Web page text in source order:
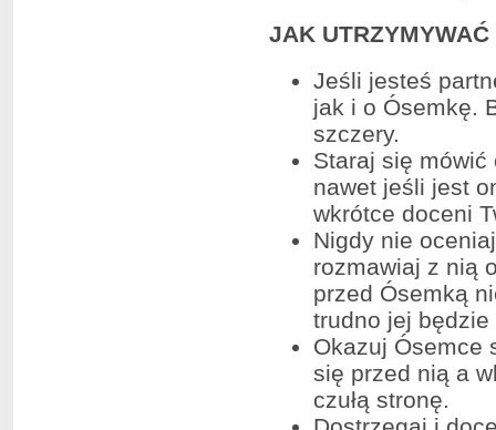
JAK
Jeśli jesteś
jak i o Ósemkę.
szczery.
Staraj się mówić
nawet jeśli jest
wkrótce doceni
Nigdy nie
rozmawiaj z nią
przed Ósemką
trudno jej
Okazuj Ósemce
się przed nią a
czułą stronę.